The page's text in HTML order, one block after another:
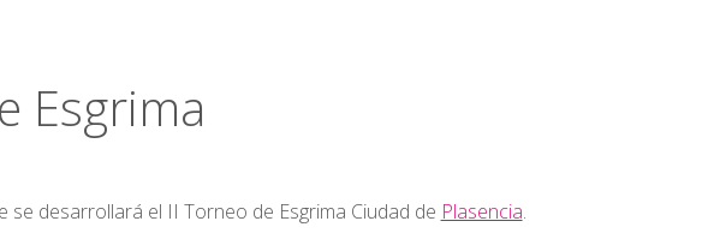
Esgrima
se desarrollará el II Torneo de Esgrima Ciudad de Plasencia.